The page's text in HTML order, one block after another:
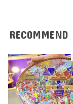
RECOMMEND